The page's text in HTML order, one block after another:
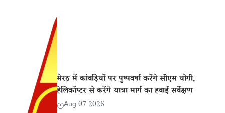
मेरठ में कांवड़ियों पर पुष्पवर्षा करेंगे सीएम योगी,
हेलिकॉप्टर से करेंगे यात्रा मार्ग का हवाई सर्वेक्षण
Aug 07 2026